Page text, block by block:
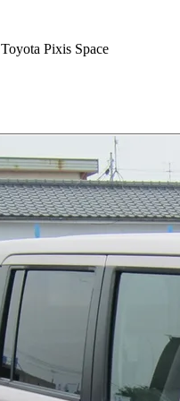
Toyota Pixis Space